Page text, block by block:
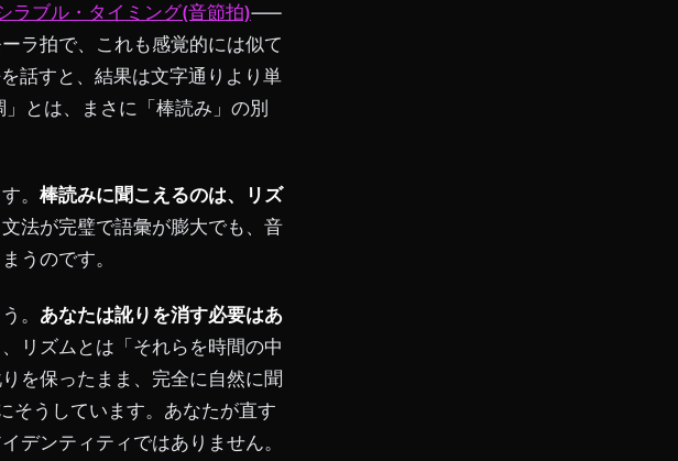
ラブル・タイミング(音節拍)——
ラ拍で、これも感覚的には似て
話すと、結果は文字通りより単
とは、まさに「棒読み」の別
。 棒読みに聞こえるのは、リズ
文法が完璧で語彙が膨大でも、音
うのです。
。 あなたは訛りを消す必要はあ
リズムとは「それらを時間の中
を保ったまま、完全に自然に聞
そうしています。あなたが直す
デンティティではありません。